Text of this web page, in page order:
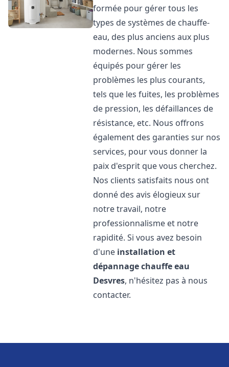
formée pour gérer tous les
types de systèmes de chauffe-
eau, des plus anciens aux plus
modernes. Nous sommes
équipés pour gérer les
problèmes les plus courants,
tels que les fuites, les problèmes
de pression, les défaillances de
résistance, etc. Nous offrons
également des garanties sur nos
services, pour vous donner la
paix d'esprit que vous cherchez.
Nos clients satisfaits nous ont
donné des avis élogieux sur
notre travail, notre
professionnalisme et notre
rapidité. Si vous avez besoin
d'une installation et
dépannage chauffe eau
Desvres, n'hésitez pas à nous
contacter.